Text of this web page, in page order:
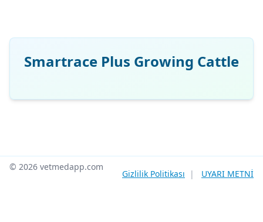
Smartrace Plus Growing Cattle
© 2026 vetmedapp.com
Gizlilik Politikası | UYARI METNİ